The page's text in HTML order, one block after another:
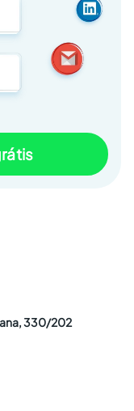
330/202